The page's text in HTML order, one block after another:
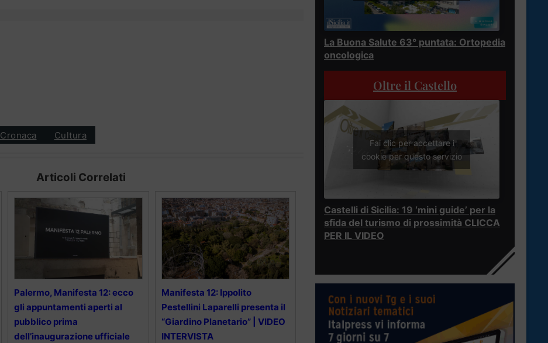
Cronaca Cultura
Articoli Correlati
Palermo, Manifesta 12: ecco
gli appuntamenti aperti al
pubblico prima
dell’inaugurazione ufficiale
Manifesta 12: Ippolito
Pestellini Laparelli presenta il
“Giardino Planetario” | VIDEO
INTERVISTA
La Buona Salute 63° puntata: Ortopedia
oncologica
Oltre il Castello
Fai clic per accettare i
cookie per questo servizio
Castelli di Sicilia: 19 ‘mini guide’ per la
sfida del turismo di prossimità CLICCA
PER IL VIDEO